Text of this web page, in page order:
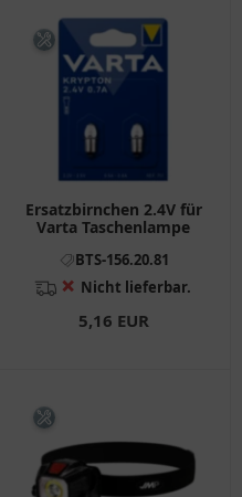
Ersatzbirnchen 2.4V für
Varta Taschenlampe
BTS-156.20.81
❌ Nicht lieferbar.
5,16 EUR